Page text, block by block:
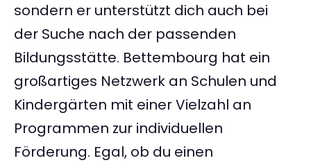
sondern er unterstützt dich auch bei
der Suche nach der passenden
Bildungsstätte. Bettembourg hat ein
großartiges Netzwerk an Schulen und
Kindergärten mit einer Vielzahl an
Programmen zur individuellen
Förderung. Egal, ob du einen